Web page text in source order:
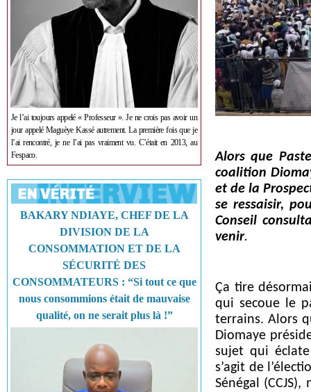
Je l’ai toujours appelé « Professeur ». Je ne crois pas avoir un
jour appelé Maguèye Kassé autrement. La première fois que je
l’ai rencontré, je ne l’ai pas vraiment vu. C’était en 2013, au
Fespaco.
BAKARY NDIAYE, CHEF DE LA
DIVISION DE LA
CONSOMMATION ET DE LA
SÉCURITÉ DES
CONSOMMATEURS : “Si tout ce que
nous consommions était de mauvaise
qualité, on ne serait plus là !”
Alors que
coalition
et de la
se ressaisir,
Conseil
venir.
Ça tire
qui secoue le
terrains. Alors
Diomaye
sujet qui
s’agit de
Sénégal